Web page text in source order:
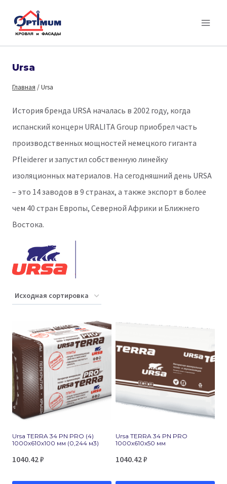
Перейти
Ursa
Главная /Ursa
История бренда URSA началась в 2002 году, когда
испанский концерн URALITA Group приобрел часть
производственных мощностей немецкого гиганта
Pfleiderer и запустил собственную линейку
изоляционных материалов. На сегодняшний день URSA
– это 14 заводов в 9 странах, а также экспорт в более
чем 40 стран Европы, Северной Африки и Ближнего
Востока.
Ursa TERRA 34 PN PRO (4)
1000х610х100 мм (0,244 м3)
1040.42₽
Ursa TERRA 34 PN PRO
1000х610х50 мм
1040.42₽